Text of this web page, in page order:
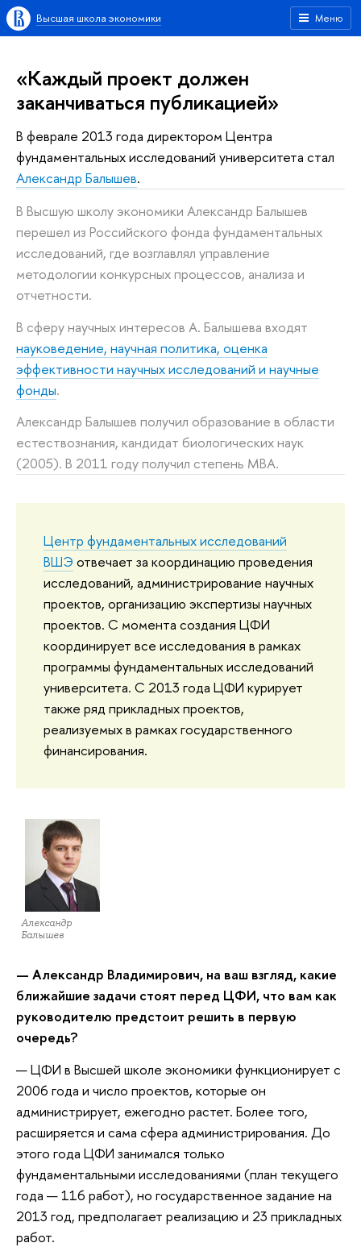
Меню
Высшая школа экономики
«Каждый проект должен
заканчиваться публикацией»
В феврале 2013 года директором Центра
фундаментальных исследований университета стал
Александр Балышев.
В Высшую школу экономики Александр Балышев
перешел из Российского фонда фундаментальных
исследований, где возглавлял управление
методологии конкурсных процессов, анализа и
отчетности.
В сферу научных интересов А. Балышева входят
науковедение, научная политика, оценка
эффективности научных исследований и научные
фонды.
Александр Балышев получил образование в области
естествознания, кандидат биологических наук
(2005). В 2011 году получил степень MBA.
Центр фундаментальных исследований
ВШЭ отвечает за координацию проведения
исследований, администрирование научных
проектов, организацию экспертизы научных
проектов. С момента создания ЦФИ
координирует все исследования в рамках
программы фундаментальных исследований
университета. С 2013 года ЦФИ курирует
также ряд прикладных проектов,
реализуемых в рамках государственного
финансирования.
Александр
Балышев
— Александр Владимирович, на ваш взгляд, какие
ближайшие задачи стоят перед ЦФИ, что вам как
руководителю предстоит решить в первую
очередь?
— ЦФИ в Высшей школе экономики функционирует с
2006 года и число проектов, которые он
администрирует, ежегодно растет. Более того,
расширяется и сама сфера администрирования. До
этого года ЦФИ занимался только
фундаментальными исследованиями (план текущего
года — 116 работ), но государственное задание на
2013 год, предполагает реализацию и 23 прикладных
работ.